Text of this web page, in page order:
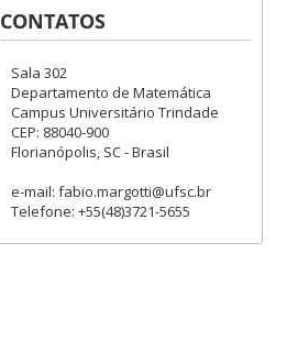
CONTATOS
Sala 302
Departamento de Matemática
Campus Universitário Trindade
CEP: 88040-900
Florianópolis, SC - Brasil
e-mail: fabio.margotti@ufsc.br
Telefone: +55(48)3721-5655